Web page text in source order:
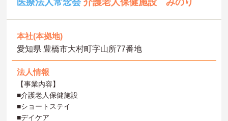
本社(本拠地)
愛知県 豊橋市大村町字山所77番地
法人情報
【事業内容】
■介護老人保健施設
■ショートステイ
■デイケア